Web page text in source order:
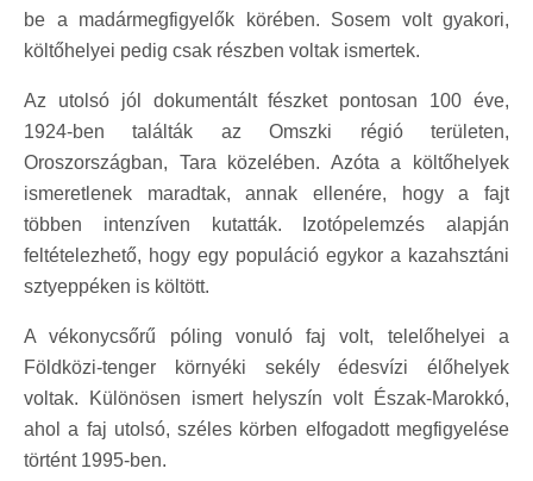
be a madármegfigyelők körében. Sosem volt gyakori,
költőhelyei pedig csak részben voltak ismertek.
Az utolsó jól dokumentált fészket pontosan 100 éve,
1924-ben találták az Omszki régió területen,
Oroszországban, Tara közelében. Azóta a költőhelyek
ismeretlenek maradtak, annak ellenére, hogy a fajt
többen intenzíven kutatták. Izotópelemzés alapján
feltételezhető, hogy egy populáció egykor a kazahsztáni
sztyeppéken is költött.
A vékonycsőrű póling vonuló faj volt, telelőhelyei a
Földközi-tenger környéki sekély édesvízi élőhelyek
voltak. Különösen ismert helyszín volt Észak-Marokkó,
ahol a faj utolsó, széles körben elfogadott megfigyelése
történt 1995-ben.